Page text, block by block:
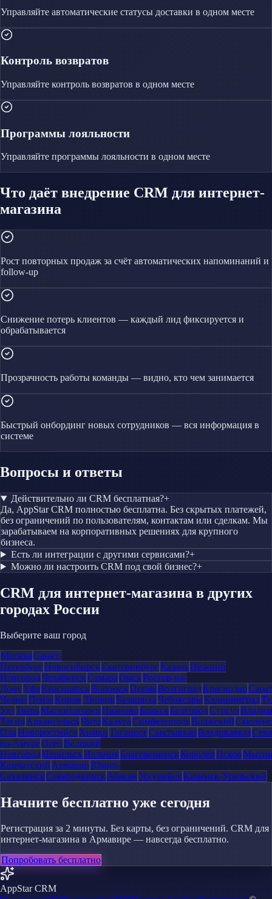
Управляйте автоматические статусы доставки в одном месте
Контроль возвратов
Управляйте контроль возвратов в одном месте
Программы лояльности
Управляйте программы лояльности в одном месте
Что даёт внедрение CRM для интернет-
магазина
Рост повторных продаж за счёт автоматических напоминаний и
follow-up
Снижение потерь клиентов — каждый лид фиксируется и
обрабатывается
Прозрачность работы команды — видно, кто чем занимается
Быстрый онбординг новых сотрудников — вся информация в
системе
Вопросы и ответы
Действительно ли CRM бесплатная?+
Да, AppStar CRM полностью бесплатна. Без скрытых платежей,
без ограничений по пользователям, контактам или сделкам. Мы
зарабатываем на корпоративных решениях для крупного
бизнеса.
Есть ли интеграции с другими сервисами?+
Можно ли настроить CRM под свой бизнес?+
CRM для интернет-магазина в других
городах России
Выберите ваш город
МоскваСанкт-
ПетербургНовосибирскЕкатеринбургКазаньНижний
НовгородЧелябинскСамараОмскРостов-на-
ДонуУфаКрасноярскВоронежПермьВолгоградКраснодар
ЧелныПензаКировЛипецкБалашихаЧебоксарыКалининград
УдэТверьМагнитогорскИвановоБрянскБелгородСургут
ТагилАрхангельскЧитаКалугаСимферопольВолжский
ОлаНовороссийскХимкиТаганрогСыктывкарВладикавказ
на-АмуреОрёлВеликий
НовгородНорильскНальчикБлаговещенскКоролёвПсков
Камчатский АрмавирЮжно-
СахалинскСеверодвинскАбаканУссурийскКаменск-Уральский
Начните бесплатно уже сегодня
Регистрация за 2 минуты. Без карты, без ограничений. CRM для
интернет-магазина в Армавире — навсегда бесплатно.
Попробовать бесплатно
AppStar CRM